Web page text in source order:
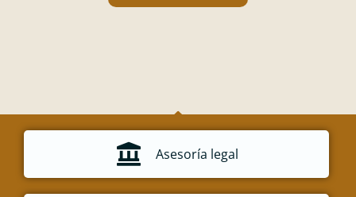
Asesoría legal